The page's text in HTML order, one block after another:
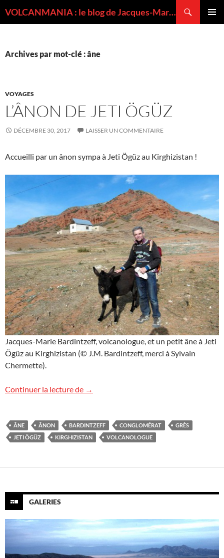
VOLCANMANIA : le blog de Jacques-Marie BARDINTZEFF, volcanologue
Archives par mot-clé : âne
VOYAGES
L’ÂNON DE JETI ÖGÜZ
DÉCEMBRE 30, 2017 LAISSER UN COMMENTAIRE
Accueilli par un ânon sympa à Jeti Ögüz au Kirghizistan !
Jacques-Marie Bardintzeff, volcanologue, et un petit âne à Jeti
Ögüz au Kirghizistan (© J.M. Bardintzeff, merci à Sylvain
Chermette).
Continuer la lecture de L’ânon de Jeti Ögüz
→
ÂNE ÂNON BARDINTZEFF CONGLOMÉRAT
GRÈS
JETI ÖGÜZ
KIRGHIZISTAN VOLCANOLOGUE
GALERIES